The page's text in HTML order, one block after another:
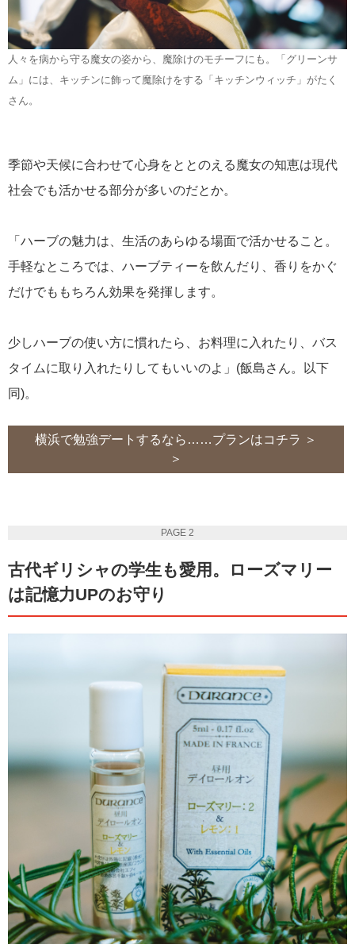
人々を病から守る魔女の姿から、魔除けのモチーフにも。「グリーンサ
ム」には、キッチンに飾って魔除けをする「キッチンウィッチ」がたく
さん。
季節や天候に合わせて心身をととのえる魔女の知恵は現代
社会でも活かせる部分が多いのだとか。
「ハーブの魅力は、生活のあらゆる場面で活かせること。
手軽なところでは、ハーブティーを飲んだり、香りをかぐ
だけでももちろん効果を発揮します。
少しハーブの使い方に慣れたら、お料理に入れたり、バス
タイムに取り入れたりしてもいいのよ」(飯島さん。以下
同)。
横浜で勉強デートするなら……プランはコチラ ＞
＞
PAGE 2
古代ギリシャの学生も愛用。ローズマリー
は記憶力UPのお守り